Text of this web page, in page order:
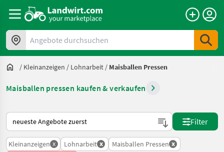
Angebote durchsuchen
/ Kleinanzeigen / Lohnarbeit / Maisballen Pressen
Maisballen pressen kaufen & verkaufen
So wird auf Landwirt.com sortiert
Filter
Kleinanzeigen x Lohnarbeit x Maisballen Pressen x